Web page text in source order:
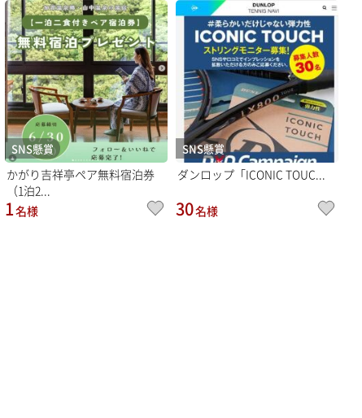
SNS懸賞
かがり吉祥亭ペア無料宿泊券
（1泊2...
1名様
SNS懸賞
ダンロップ「ICONIC TOUC...
30名様